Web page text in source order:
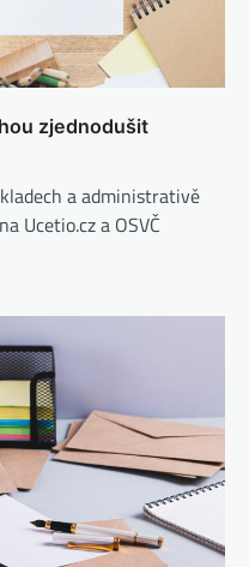
zjednodušit
a administrativě
Ucetio.cz a OSVČ